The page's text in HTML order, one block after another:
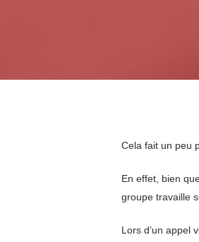
Cela fait un peu
En effet, bien
groupe travaille
Lors d’un appel